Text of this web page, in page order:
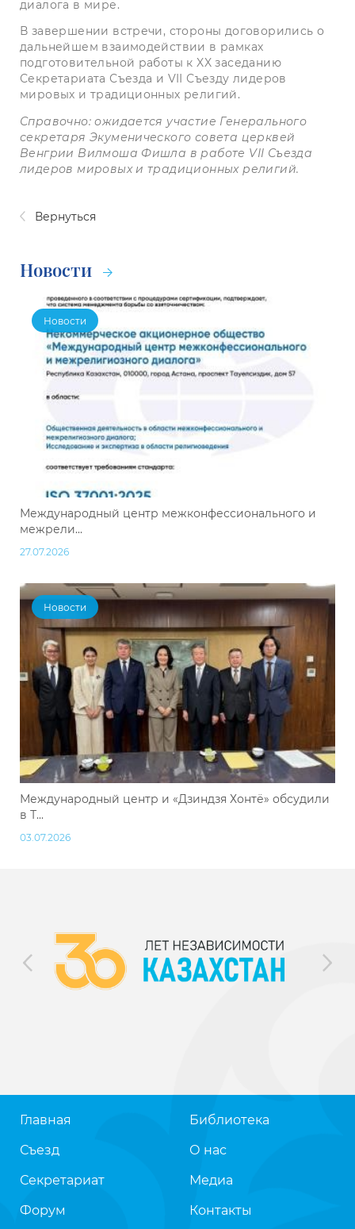
диалога в мире.
В завершении встречи, стороны договорились о
дальнейшем взаимодействии в рамках
подготовительной работы к XX заседанию
Секретариата Съезда и VII Съезду лидеров
мировых и традиционных религий.
Справочно: ожидается участие Генерального
секретаря Экуменического совета церквей
Венгрии Вилмоша Фишла в работе VII Съезда
лидеров мировых и традиционных религий.
Вернуться
Новости
Новости
Международный центр межконфессионального и
межрели...
27.07.2026
Новости
Международный центр и «Дзиндзя Хонтё» обсудили
в Т...
03.07.2026
Главная
Съезд
Секретариат
Форум
Библиотека
О нас
Медиа
Контакты